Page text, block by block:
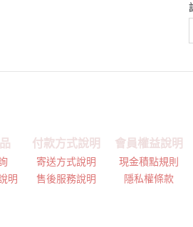
明
付款方式說明
寄送方式說明
售後服務說明
會員權益說明
現金積點規則
隱私權條款